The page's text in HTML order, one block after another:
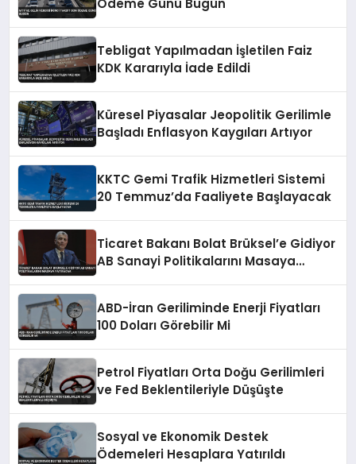
Ödeme Günü Bugün
Tebligat Yapılmadan İşletilen Faiz
KDK Kararıyla İade Edildi
Küresel Piyasalar Jeopolitik Gerilimle
Başladı Enflasyon Kaygıları Artıyor
KKTC Gemi Trafik Hizmetleri Sistemi
20 Temmuz’da Faaliyete Başlayacak
Ticaret Bakanı Bolat Brüksel’e Gidiyor
AB Sanayi Politikalarını Masaya
ABD-İran Geriliminde Enerji Fiyatları
100 Doları Görebilir Mi
Petrol Fiyatları Orta Doğu Gerilimleri
ve Fed Beklentileriyle Düşüşte
Sosyal ve Ekonomik Destek
Ödemeleri Hesaplara Yatırıldı